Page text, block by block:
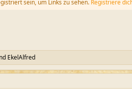
sein, um Links zu sehen. Registriere
EkelAlfred